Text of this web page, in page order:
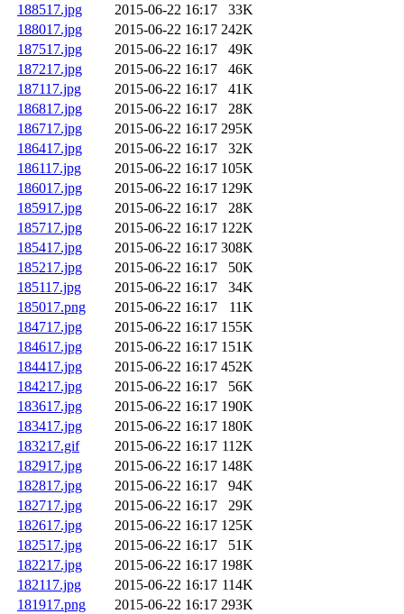
188517.jpg
2015-06-22 16:17
33K
188017.jpg
2015-06-22 16:17 242K
187517.jpg
2015-06-22 16:17
49K
187217.jpg
2015-06-22 16:17
46K
187117.jpg
2015-06-22 16:17
41K
186817.jpg
2015-06-22 16:17
28K
186717.jpg
2015-06-22 16:17 295K
186417.jpg
2015-06-22 16:17
32K
186117.jpg
2015-06-22 16:17 105K
186017.jpg
2015-06-22 16:17 129K
185917.jpg
2015-06-22 16:17
28K
185717.jpg
2015-06-22 16:17 122K
185417.jpg
2015-06-22 16:17 308K
185217.jpg
2015-06-22 16:17
50K
185117.jpg
2015-06-22 16:17
34K
185017.png
2015-06-22 16:17
11K
184717.jpg
2015-06-22 16:17 155K
184617.jpg
2015-06-22 16:17 151K
184417.jpg
2015-06-22 16:17 452K
184217.jpg
2015-06-22 16:17
56K
183617.jpg
2015-06-22 16:17 190K
183417.jpg
2015-06-22 16:17 180K
183217.gif
2015-06-22 16:17 112K
182917.jpg
2015-06-22 16:17 148K
182817.jpg
2015-06-22 16:17
94K
182717.jpg
2015-06-22 16:17
29K
182617.jpg
2015-06-22 16:17 125K
182517.jpg
2015-06-22 16:17
51K
182217.jpg
2015-06-22 16:17 198K
182117.jpg
2015-06-22 16:17 114K
181917.png
2015-06-22 16:17 293K